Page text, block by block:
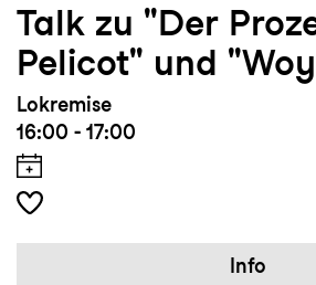
Talk zu "Der
Pelicot" und
Lokremise
16:00 - 17:00
Info